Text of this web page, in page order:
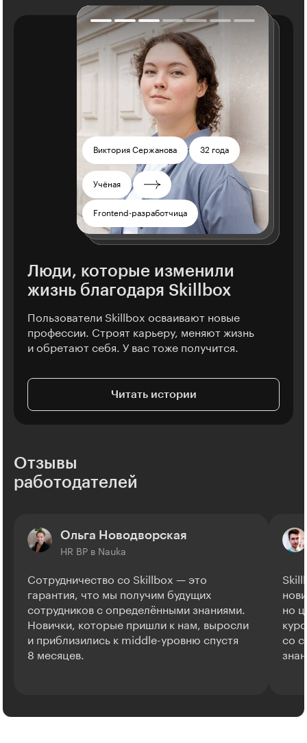
Александр Жигалов 23 года
Студент Продюсер
Светлана Макарова 43 года
Металлург
Тестировщица
Любовь Потапкина 30 лет
Юрист
Менеджер проектов
Михаил Булгаков 32 года
Тренер
SEO-специалист
Валентина Котельникова 30 лет
Переводчица
UX-дизайнер
Динара Хисметуллова 32 года
Менеджер Дизайнер
Виктория Сержанова 32 года
Учёная
Frontend-разработчица
Люди, которые изменили
жизнь благодаря Skillbox
Пользователи Skillbox осваивают новые
профессии. Строят карьеру, меняют жизнь
и обретают себя. У вас тоже получится.
Читать истории
Отзывы
работодателей
Ольга Новодворская
HR BP в Nauka
Сотрудничество со Skillbox — это
гарантия, что мы получим будущих
сотрудников с определёнными знаниями.
Новички, которые пришли к нам, выросли
и приблизились к middle-уровню спустя
8 месяцев.
но
со